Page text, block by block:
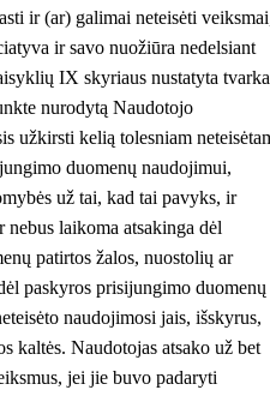
ir (ar) galimai neteisėti
ir savo nuožiūra nedelsiant
IX skyriaus nustatyta
nurodytą Naudotojo
užkirsti kelią tolesniam
duomenų naudojimui,
už tai, kad tai pavyks, ir
laikoma atsakinga dėl
patirtos žalos, nuostolių ar
paskyros prisijungimo duomenų
naudojimosi jais, išskyrus,
kaltės. Naudotojas atsako už bet
jei jie buvo padaryti